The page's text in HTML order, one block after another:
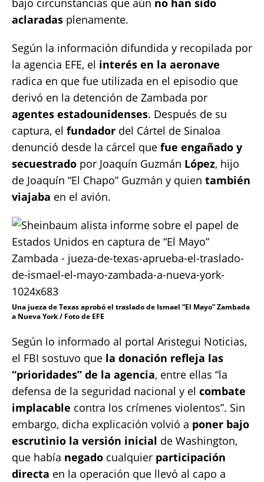
bajo circunstancias que aún no han sido
aclaradas plenamente.
Según la información difundida y recopilada por
la agencia EFE, el interés en la aeronave
radica en que fue utilizada en el episodio que
derivó en la detención de Zambada por
agentes estadounidenses. Después de su
captura, el fundador del Cártel de Sinaloa
denunció desde la cárcel que fue engañado y
secuestrado por Joaquín Guzmán López, hijo
de Joaquín “El Chapo” Guzmán y quien también
viajaba en el avión.
Una jueza de Texas aprobó el traslado de Ismael “El Mayo” Zambada
a Nueva York / Foto de EFE
Según lo informado al portal Aristegui Noticias,
el FBI sostuvo que la donación refleja las
“prioridades” de la agencia, entre ellas “la
defensa de la seguridad nacional y el combate
implacable contra los crímenes violentos”. Sin
embargo, dicha explicación volvió a poner bajo
escrutinio la versión inicial de Washington,
que había negado cualquier participación
directa en la operación que llevó al capo a